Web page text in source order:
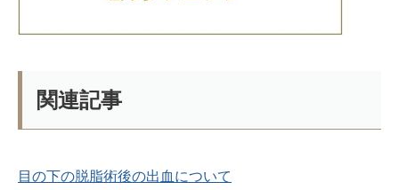
関連記事
目の下の脱脂術後の出血について